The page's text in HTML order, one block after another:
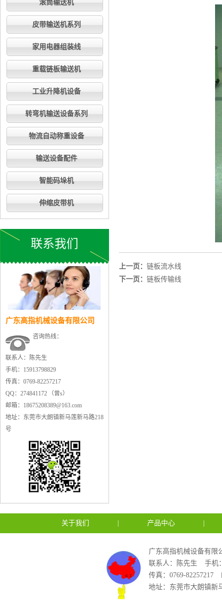
滚筒输送机
皮带输送机系列
家用电器组装线
重载链板输送机
工业升降机设备
转弯机输送设备系列
物流自动称重设备
输送设备配件
智能码垛机
伸缩皮带机
联系我们
广东高指机械设备有限公司
咨询热线：
联系人：陈先生
手机：15913798829
传真：0769-82257217
QQ：274841172 （曾s）
邮箱：18675208389@163.com
地址：东莞市大朗镇新马莲新马路218
号
上一页： 链板流水线
下一页： 链板传输线
关于我们 产品中心
广东高指机械设备有限
联系人：陈先生
手机
传真：0769-82257217
地址：东莞市大朗镇新